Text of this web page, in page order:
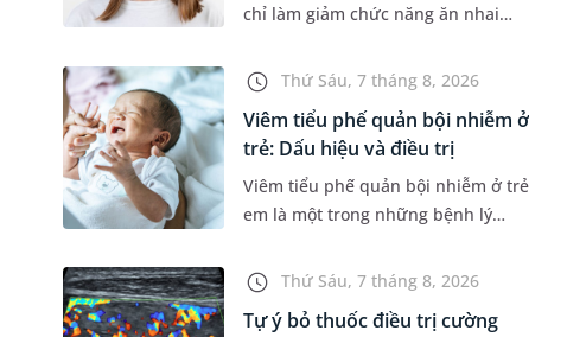
chỉ làm giảm chức năng ăn nhai
đối của khuôn mặt. Do đó, cần khắc
phục sớm tình trạng này để...
Thứ Sáu, 7 tháng 8, 2026
Viêm tiểu phế quản bội nhiễm ở
trẻ: Dấu hiệu và điều trị
Viêm tiểu phế quản bội nhiễm ở trẻ
em là một trong những bệnh lý
bùng phát vào thời điểm giao mùa.
Khi những tổn thương ban đầ...
Thứ Sáu, 7 tháng 8, 2026
Tự ý bỏ thuốc điều trị cường